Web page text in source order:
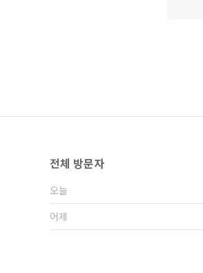
전체 방문자
오늘
어제